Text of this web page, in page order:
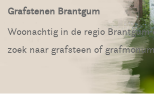
Grafstenen Brantgum
Woonachtig in de regio Brantgum
zoek naar grafsteen of